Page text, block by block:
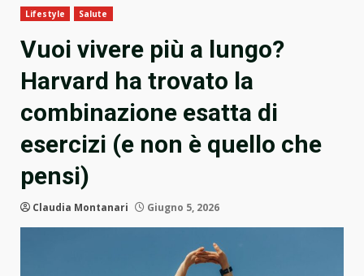
Lifestyle Salute
Vuoi vivere più a lungo?
Harvard ha trovato la
combinazione esatta di
esercizi (e non è quello che
pensi)
Claudia Montanari Giugno 5, 2026